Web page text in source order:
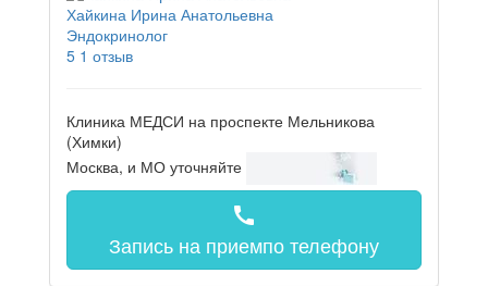
Хайкина Ирина Анатольевна
Эндокринолог
5 1 отзыв
Клиника МЕДСИ на проспекте Мельникова
(Химки)
Москва, и МО уточняйте
call
Запись на приемпо телефону